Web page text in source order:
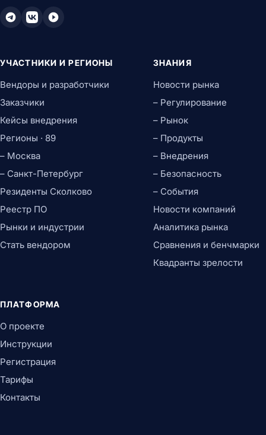
УЧАСТНИКИ И РЕГИОНЫ
Вендоры и разработчики
Заказчики
Кейсы внедрения
Регионы · 89
– Москва
– Санкт-Петербург
Резиденты Сколково
Реестр ПО
Рынки и индустрии
Стать вендором
ЗНАНИЯ
Новости рынка
– Регулирование
– Рынок
– Продукты
– Внедрения
– Безопасность
– События
Новости компаний
Аналитика рынка
Сравнения и бенчмарки
Квадранты зрелости
ПЛАТФОРМА
О проекте
Инструкции
Регистрация
Тарифы
Контакты